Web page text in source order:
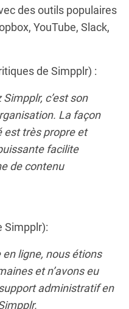
des outils populaires
YouTube, Slack,
de Simpplr) :
c’est son
La façon
est très propre et
facilite
de contenu
Simpplr):
en ligne, nous étions
et n’avons eu
administratif en